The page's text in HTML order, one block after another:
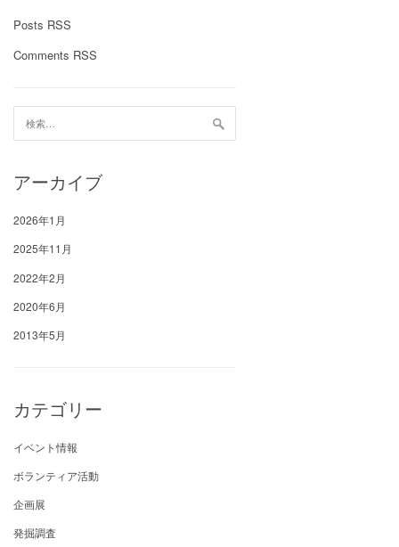
Posts RSS
Comments RSS
索:
アーカイブ
2026年1月
2025年11月
2022年2月
2020年6月
2013年5月
カテゴリー
イベント情報
ボランティア活動
企画展
発掘調査